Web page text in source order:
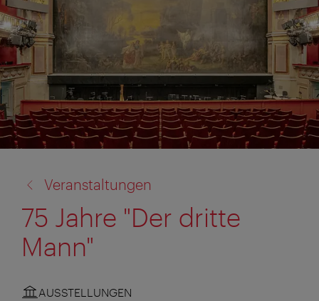
zu:
Veranstaltungen
75 Jahre "Der dritte
Mann"
AUSSTELLUNGEN